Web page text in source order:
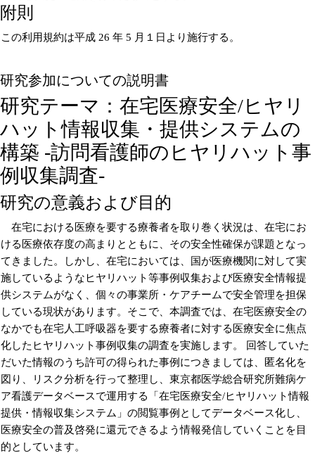
附則
この利用規約は平成 26 年 5 月１日より施行する。
研究参加についての説明書
研究テーマ：在宅医療安全/ヒヤリ
ハット情報収集・提供システムの
構築 -訪問看護師のヒヤリハット事
例収集調査-
研究の意義および目的
在宅における医療を要する療養者を取り巻く状況は、在宅にお
ける医療依存度の高まりとともに、その安全性確保が課題となっ
てきました。しかし、在宅においては、国が医療機関に対して実
施しているようなヒヤリハット等事例収集および医療安全情報提
供システムがなく、個々の事業所・ケアチームで安全管理を担保
している現状があります。そこで、本調査では、在宅医療安全の
なかでも在宅人工呼吸器を要する療養者に対する医療安全に焦点
化したヒヤリハット事例収集の調査を実施します。 回答していた
だいた情報のうち許可の得られた事例につきましては、匿名化を
図り、リスク分析を行って整理し、東京都医学総合研究所難病ケ
ア看護データベースで運用する「在宅医療安全/ヒヤリハット情報
提供・情報収集システム」の閲覧事例としてデータベース化し、
医療安全の普及啓発に還元できるよう情報発信していくことを目
的としています。